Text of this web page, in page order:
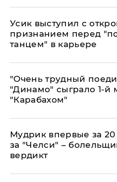
Усик выступил с
признанием перед
танцем" в карьере
"Очень трудный
"Динамо" сыграло 1-й
"Карабахом"
Мудрик впервые за
за "Челси" –
вердикт